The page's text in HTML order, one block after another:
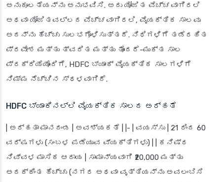
ಅನುಕೂಲತೆಯನ್ನು ಅನುಭವಿಸಿ. ಅದು ಯೋಜಿತ ವೆಚ್ಚವಾಗಿರಲಿ
ಅಥವಾ ಯೋಜಿತವಲ್ಲದ ವೆಚ್ಚವಾಗಿರಲಿ, ವೈಯಕ್ತಿಕ ಸಾಲವು
ಅದನ್ನು ಹೆಚ್ಚು ಸುಲಭಗೊಳಿಸುತ್ತದೆ. ನಿಧಿಗಳಿಗೆ ತಡೆರಹಿತ
ಪ್ರವೇಶ ಮತ್ತು ತ್ವರಿತ ಮತ್ತು ತೊಂದರೆ-ಮುಕ್ತ ಸಾಲ
ಪ್ರಕ್ರಿಯೆಯೊಂದಿಗೆ, HDFC ಬ್ಯಾಂಕ್ ವೈಯಕ್ತಿಕ ಸಾಲಗಳಿಗೆ
ನಿಮ್ಮ ನೆಚ್ಚಿನ ಸ್ಥಳವಾಗಿದೆ.
HDFC ಬ್ಯಾಂಕಿನಲ್ಲಿ ವೈಯಕ್ತಿಕ ಸಾಲದ ಅರ್ಹತೆ
ಅರ್ಹತಾ ಮಾನದಂಡ ಅವಶ್ಯಕತೆ | |- | ವಯಸ್ಸು | 21 ರಿಂದ 60
ವರ್ಷಗಳು (ಸಂಬಳ ಪಡೆಯುವ ವ್ಯಕ್ತಿಗಳು) | |
ಕನಿಷ್ಠ
ನಿವ್ವಳ ಮಾಸಿಕ ಆದಾಯ
| ಸಾಮಾನ್ಯವಾಗಿ ₹20,000 ಮತ್ತು
ಅದಕ್ಕಿಂತ ಹೆಚ್ಚು (ನಗರ ಅಥವಾ ವೃತ್ತಿಯನ್ನು ಅವಲಂಬಿಸಿ